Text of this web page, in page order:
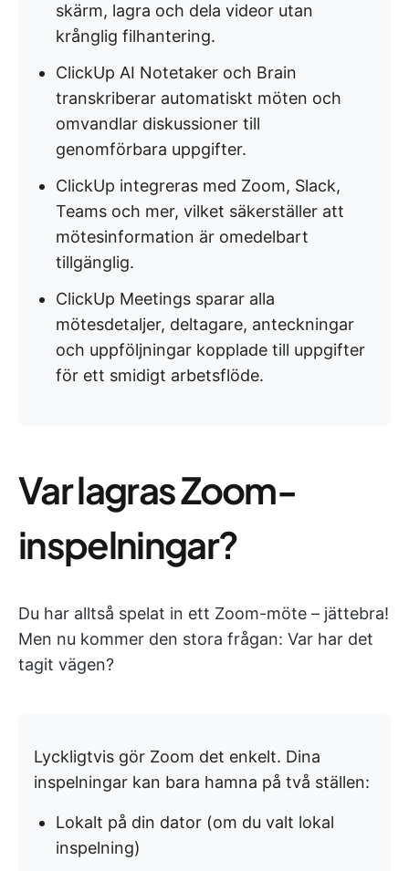
skärm, lagra och dela videor utan
krånglig filhantering.
ClickUp AI Notetaker och Brain
transkriberar automatiskt möten och
omvandlar diskussioner till
genomförbara uppgifter.
ClickUp integreras med Zoom, Slack,
Teams och mer, vilket säkerställer att
mötesinformation är omedelbart
tillgänglig.
ClickUp Meetings sparar alla
mötesdetaljer, deltagare, anteckningar
och uppföljningar kopplade till uppgifter
för ett smidigt arbetsflöde.
Var lagras Zoom-
inspelningar?
Du har alltså spelat in ett Zoom-möte – jättebra!
Men nu kommer den stora frågan: Var har det
tagit vägen?
Lyckligtvis gör Zoom det enkelt. Dina
inspelningar kan bara hamna på två ställen:
Lokalt på din dator (om du valt lokal
inspelning)